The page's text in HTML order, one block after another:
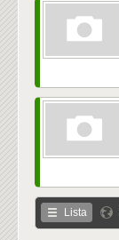
Lista